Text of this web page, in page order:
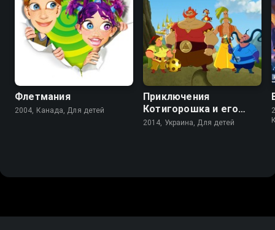
Флетмания
2004, Канада, Для детей
Приключения
Котигорошка и его
друзей
2014, Украина, Для детей